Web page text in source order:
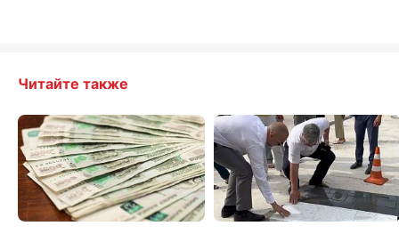
Читайте также